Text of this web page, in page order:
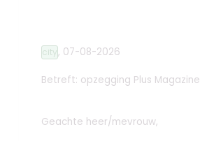
city, 07-08-2026
Betreft: opzegging Plus Magazine
Geachte heer/mevrouw,